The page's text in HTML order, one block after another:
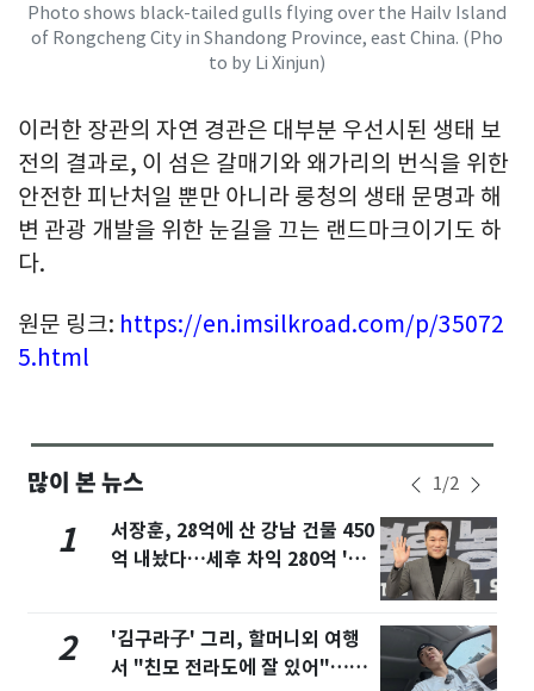
Photo shows black-tailed gulls flying over the Hailv Island
of Rongcheng City in Shandong Province, east China. (Pho
to by Li Xinjun)
이러한 장관의 자연 경관은 대부분 우선시된 생태 보
전의 결과로, 이 섬은 갈매기와 왜가리의 번식을 위한
안전한 피난처일 뿐만 아니라 룽청의 생태 문명과 해
변 관광 개발을 위한 눈길을 끄는 랜드마크이기도 하
다.
원문 링크: https://en.imsilkroad.com/p/35072
5.html
많이 본 뉴스 1/2
1
서장훈, 28억에 산 강남 건물 450
억 내놨다…세후 차익 280억 '잭
2
'김구라子' 그리, 할머니외 여행
서 "친모 전라도에 잘 있어"…유